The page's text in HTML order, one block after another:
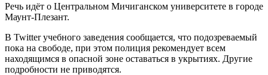
Речь идёт о Центральном Мичиганском университете в городе
Маунт-Плезант.
В Twitter учебного заведения сообщается, что подозреваемый
пока на свободе, при этом полиция рекомендует всем
находящимся в опасной зоне оставаться в укрытиях. Другие
подробности не приводятся.